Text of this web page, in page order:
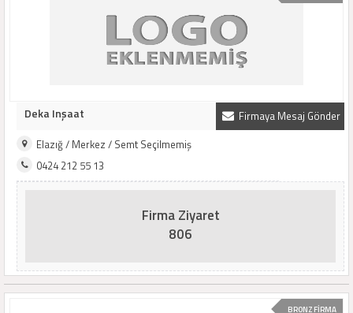
Firmaya Mesaj Gönder
Deka Inşaat
Elazığ / Merkez / Semt Seçilmemiş
0424 212 55 13
Firma Ziyaret
806
BRONZ FİRMA